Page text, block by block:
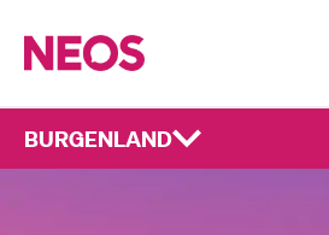
BURGENLAND